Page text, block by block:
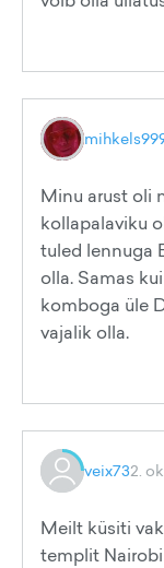
Minu arust oli
kollapalaviku
tuled lennuga
olla. Samas
komboga üle
vajalik olla.
veix732.
Meilt küsiti
templit